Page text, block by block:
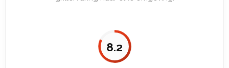
8.2